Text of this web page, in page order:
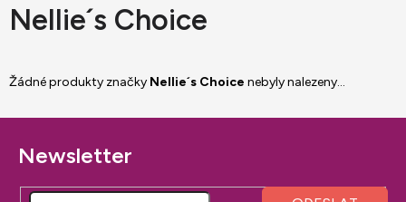
Nellie´s Choice
Žádné produkty značky Nellie´s Choice nebyly nalezeny...
Z
á